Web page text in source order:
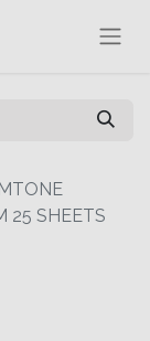
25 SHEETS